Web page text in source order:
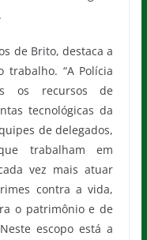
de Brito, destaca a
“A Polícia
os recursos de
tecnológicas da
de delegados,
trabalham em
vez mais atuar
contra a vida,
o patrimônio e de
escopo está a